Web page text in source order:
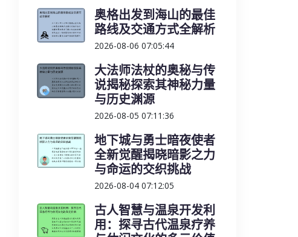
奥格出发到海山的最佳
路线及交通方式全解析
2026-08-06 07:05:44
大法师法杖的奥秘与传
说揭秘探索其神秘力量
与历史渊源
2026-08-05 07:11:36
地下城与勇士暗夜使者
全新觉醒揭晓暗影之力
与命运的交织挑战
2026-08-04 07:12:05
古人智慧与温泉开发利
用：探寻古代温泉疗养